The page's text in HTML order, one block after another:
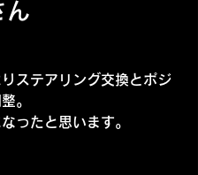
ん
ステアリング交換とポジ
。
ったと思います。